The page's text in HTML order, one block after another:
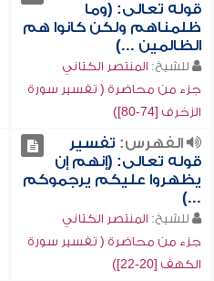
قوله تعالى: (وما
ظلمناهم ولكن كانوا هم
الظالمين ...)
للشيخ: المنتصر الكتاني
جزء من محاضرة ( تفسير سورة
الزخرف [74-80])
الفهرس: تفسير
قوله تعالى: (إنهم إن
يظهروا عليكم يرجموكم
...)
للشيخ: المنتصر الكتاني
جزء من محاضرة ( تفسير سورة
الكهف [20-22])